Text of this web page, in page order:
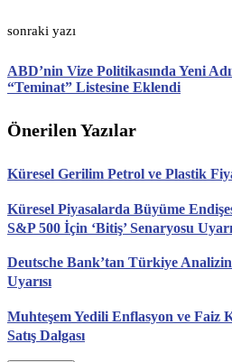
sonraki yazı
ABD’nin Vize Politikasında Yeni
“Teminat” Listesine Eklendi
Önerilen Yazılar
Küresel Gerilim Petrol ve Plastik
Küresel Piyasalarda Büyüme
S&P 500 İçin ‘Bitiş’ Senaryosu
Deutsche Bank’tan Türkiye
Uyarısı
Muhteşem Yedili Enflasyon ve Faiz
Satış Dalgası